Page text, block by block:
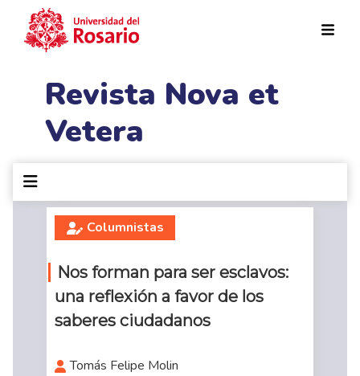
Revista Nova et
Vetera
Columnistas
Nos forman para ser esclavos:
una reflexión a favor de los
saberes ciudadanos
Tomás Felipe Molin